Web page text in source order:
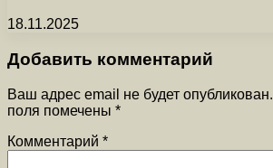
18.11.2025
Добавить комментарий
Ваш адрес email не будет опубликован.
поля помечены *
Комментарий *